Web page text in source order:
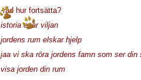
-råd hur fortsätta?
istoria enar viljan
jordens rum elskar hjelp
jaa vi ska röra jordens famn som ser din
visa jorden din rum